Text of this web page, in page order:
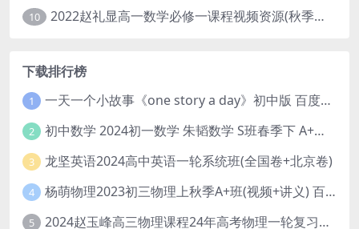
10 2022赵礼显高一数学必修一课程视频资源(秋季班 含讲义)百度网盘云
下载排行榜
1 一天一个小故事《one story a day》初中版 百度网盘分享下载
2 初中数学 2024初一数学 朱韬数学 S班春季下 A+班春季下 百度云网盘
3 龙坚英语2024高中英语一轮系统班(全国卷+北京卷)
4 杨萌物理2023初三物理上秋季A+班(视频+讲义) 百度网盘分享
5 2024赵玉峰高三物理课程24年高考物理一轮复习网课教程